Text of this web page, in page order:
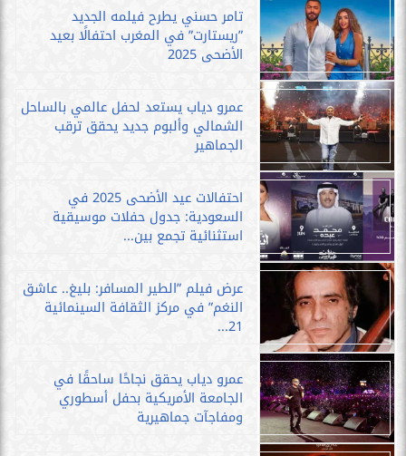
تامر حسني يطرح فيلمه الجديد
”ريستارت” في المغرب احتفالًا بعيد
الأضحى 2025
عمرو دياب يستعد لحفل عالمي بالساحل
الشمالي وألبوم جديد يحقق ترقب
الجماهير
احتفالات عيد الأضحى 2025 في
السعودية: جدول حفلات موسيقية
استثنائية تجمع بين...
عرض فيلم ”الطير المسافر: بليغ.. عاشق
النغم” في مركز الثقافة السينمائية
21...
عمرو دياب يحقق نجاحًا ساحقًا في
الجامعة الأمريكية بحفل أسطوري
ومفاجآت جماهيرية